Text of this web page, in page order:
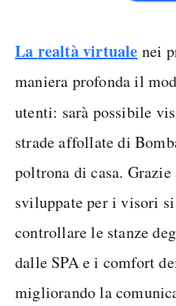
La realtà virtuale nei
maniera profonda il
utenti: sarà possibile
strade affollate di
poltrona di casa.
sviluppate per i visori
controllare le stanze
dalle SPA e i comfort
migliorando la